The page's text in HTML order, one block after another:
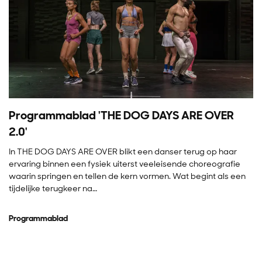
Programmablad 'THE DOG DAYS ARE OVER
2.0'
In THE DOG DAYS ARE OVER blikt een danser terug op haar
ervaring binnen een fysiek uiterst veeleisende choreografie
waarin springen en tellen de kern vormen. Wat begint als een
tijdelijke terugkeer na…
Programmablad